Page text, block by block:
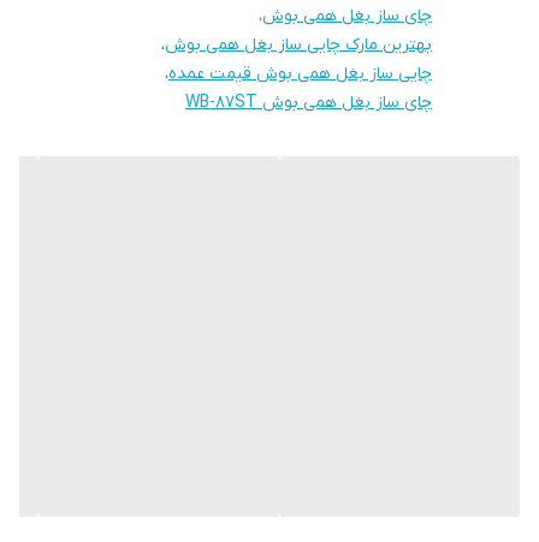
چای ساز بغل همی بوش،
بهترین مارک چایی ساز بغل همی بوش،
چایی ساز بغل همی بوش قیمت عمده،
چای ساز بغل همی بوش WB-87ST